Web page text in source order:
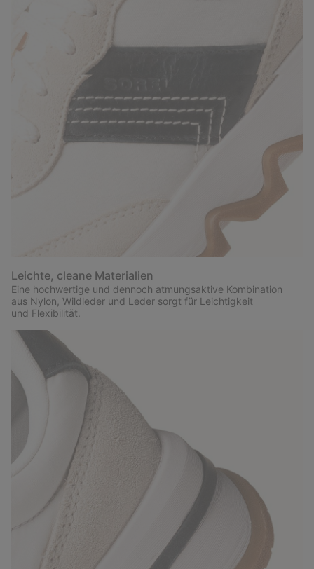
Leichte, cleane Materialien
Eine hochwertige und dennoch atmungsaktive Kombination
aus Nylon, Wildleder und Leder sorgt für Leichtigkeit
und Flexibilität.